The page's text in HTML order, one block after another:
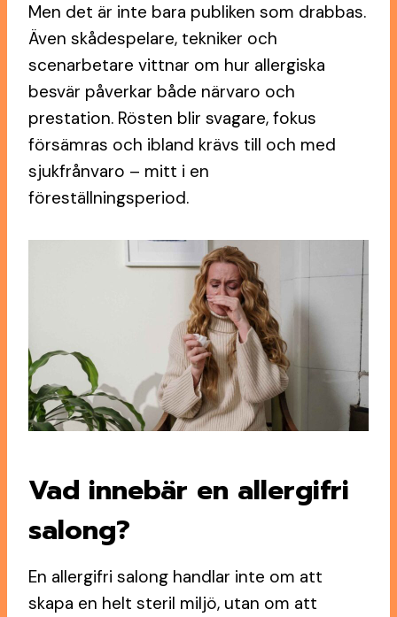
Men det är inte bara publiken som drabbas.
Även skådespelare, tekniker och
scenarbetare vittnar om hur allergiska
besvär påverkar både närvaro och
prestation. Rösten blir svagare, fokus
försämras och ibland krävs till och med
sjukfrånvaro – mitt i en
föreställningsperiod.
Vad innebär en allergifri
salong?
En allergifri salong handlar inte om att
skapa en helt steril miljö, utan om att